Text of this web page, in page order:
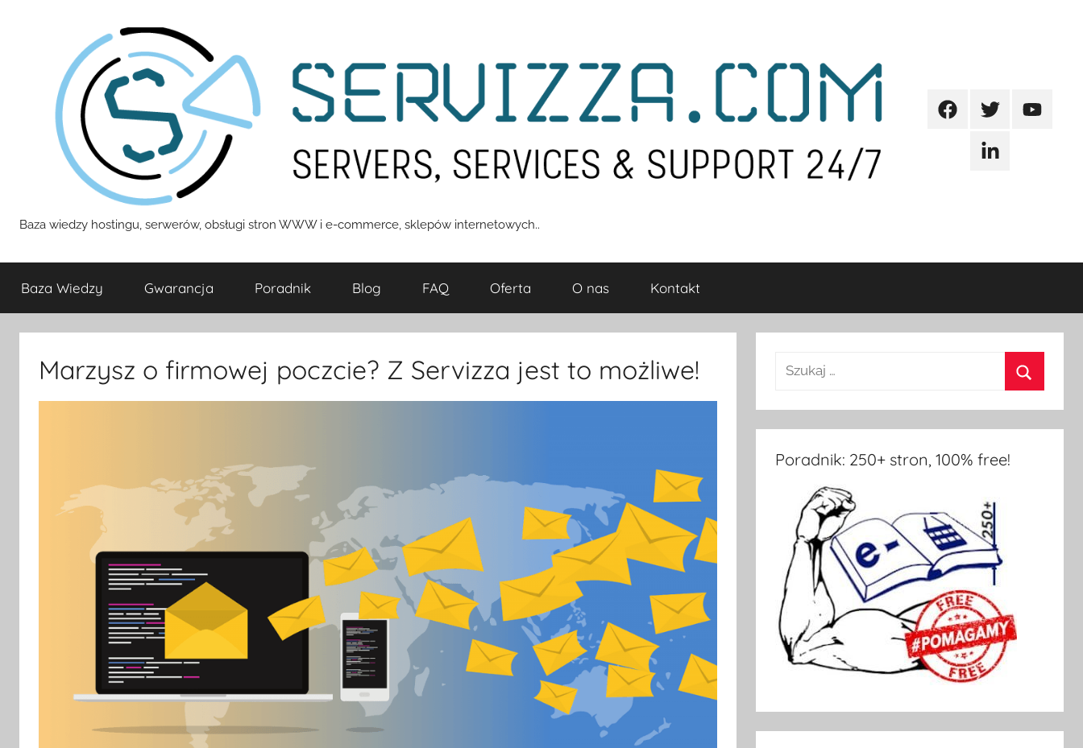
Servizza
Pomoc
Baza wiedzy hostingu, serwerów, obsługi stron WWW i e-commerce, sklepów internetowych..
FacebookTwitterYoutube
Linkedin
Baza Wiedzy Gwarancja Poradnik Blog FAQ Oferta O nas Kontakt
Marzysz o firmowej poczcie? Z Servizza jest to możliwe!
Poradnik: 250+ stron, 100% free!